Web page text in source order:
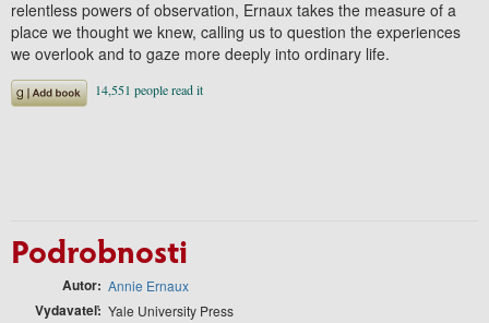
relentless powers of observation, Ernaux takes the measure of a
place we thought we knew, calling us to question the experiences
we overlook and to gaze more deeply into ordinary life.
Podrobnosti
Autor Annie Ernaux
Vydavateľ Yale University Press